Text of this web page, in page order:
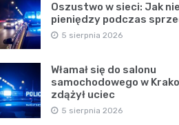
Oszustwo w sieci: Jak
pieniędzy podczas
5 sierpnia 2026
Włamał się do salonu
samochodowego w
zdążył uciec
5 sierpnia 2026